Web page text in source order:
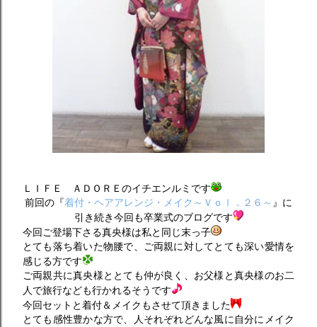
ＬＩＦＥ ＡＤＯＲＥのイチエンルミです
前回の『着付・ヘアアレンジ・メイク～Ｖｏｌ．２６～ 』に
引き続き今回も卒業式のブログです
今回ご登場下さる真央様は私と同じ末っ子
とても落ち着いた物腰で、ご両親に対してとても深い愛情を
感じる方です
ご両親共に真央様ととても仲が良く、お父様と真央様のお二
人で旅行なども行かれるそうです
今回セットと着付＆メイクもさせて頂きました
とても感性豊かな方で、人それぞれどんな風に自分にメイク